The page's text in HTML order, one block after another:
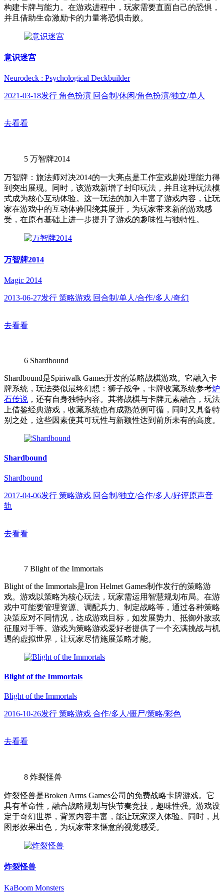
构建卡牌与能力。在游戏进程中，玩家需要直面自己的恐惧，
并且借助生命激励卡的力量将恐惧击败。
意识迷宫
Neurodeck : Psychological Deckbuilder
2021-03-18发行 角色扮演 回合制/休闲/角色扮演/独立/单人
去看看
5 万智牌2014
万智牌：旅法师对决2014的一大亮点是工作室戏剧处理能力得
到突出展现。同时，该游戏新增了封印玩法，并且这种玩法模
式成为核心互动体验。这一玩法的加入丰富了游戏内容，让玩
家在游戏中的互动体验围绕其展开，为玩家带来新的游戏感
受，在原有基础上进一步提升了游戏的趣味性与独特性。
万智牌2014
Magic 2014
2013-06-27发行 策略游戏 回合制/单人/合作/多人/奇幻
去看看
6 Shardbound
Shardbound是Spiriwalk Games开发的策略战棋游戏。它融入卡
牌系统，玩法类似最终幻想：狮子战争，卡牌收藏系统参考炉
石传说 ，还有自身独特内容。其将战棋与卡牌元素融合，玩法
上借鉴经典游戏，收藏系统也有成熟范例可循，同时又具备特
别之处，这些因素使其可玩性与新颖性达到前所未有的高度。
Shardbound
Shardbound
2017-04-06发行 策略游戏 回合制/独立/合作/多人/好评原声音
轨
去看看
7 Blight of the Immortals
Blight of the Immortals是Iron Helmet Games制作发行的策略游
戏。游戏以策略为核心玩法，玩家需运用智慧规划布局。在游
戏中可能要管理资源、调配兵力、制定战略等，通过各种策略
决策应对不同情况，达成游戏目标，如发展势力、抵御外敌或
征服对手等。游戏为策略游戏爱好者提供了一个充满挑战与机
遇的虚拟世界，让玩家尽情施展策略才能。
Blight of the Immortals
Blight of the Immortals
2016-10-26发行 策略游戏 合作/多人/僵尸/策略/彩色
去看看
8 炸裂怪兽
炸裂怪兽是Broken Arms Games公司的免费战略卡牌游戏。它
具有革命性，融合战略规划与快节奏竞技，趣味性强。游戏设
定于奇幻世界，背景内容丰富，能让玩家深入体验。同时，其
图形效果出色，为玩家带来惬意的视觉感受。
炸裂怪兽
KaBoom Monsters